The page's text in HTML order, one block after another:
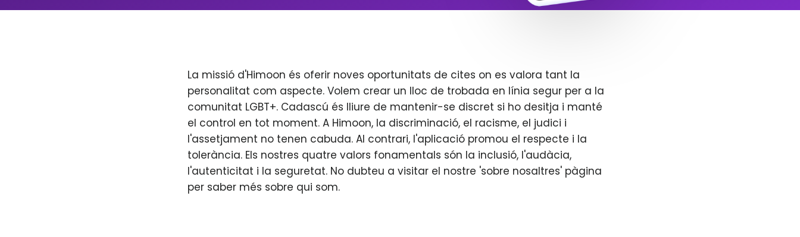
La missió d'Himoon és oferir noves oportunitats de cites on es valora tant la
personalitat com aspecte. Volem crear un lloc de trobada en línia segur per a la
comunitat LGBT+. Cadascú és lliure de mantenir-se discret si ho desitja i manté
el control en tot moment. A Himoon, la discriminació, el racisme, el judici i
l'assetjament no tenen cabuda. Al contrari, l'aplicació promou el respecte i la
tolerància. Els nostres quatre valors fonamentals són la inclusió, l'audàcia,
l'autenticitat i la seguretat. No dubteu a visitar el nostre 'sobre nosaltres' pàgina
per saber més sobre qui som.